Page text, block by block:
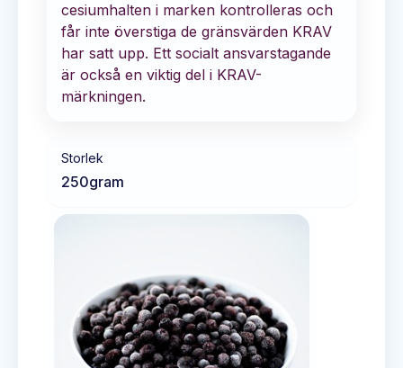
cesiumhalten i marken kontrolleras och
får inte överstiga de gränsvärden KRAV
har satt upp. Ett socialt ansvarstagande
är också en viktig del i KRAV-
märkningen.
Storlek
250gram